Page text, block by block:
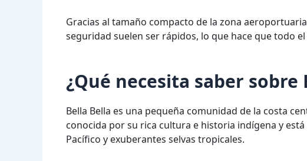
Gracias al tamaño compacto de la zona
seguridad suelen ser rápidos, lo que hace que todo
¿Qué necesita saber sobre
Bella Bella es una pequeña comunidad de la costa
conocida por su rica cultura e historia indígena y
Pacífico y exuberantes selvas tropicales.